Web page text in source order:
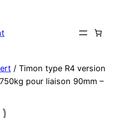
/ Timon type R4 version
pour liaison 90mm –